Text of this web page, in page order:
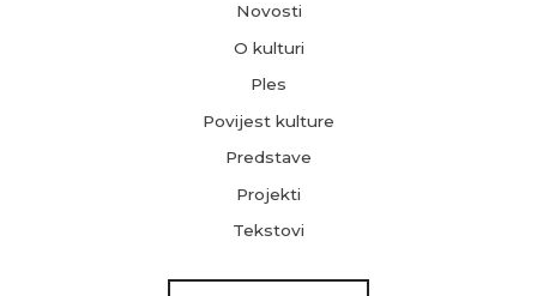
Novosti
O kulturi
Ples
Povijest kulture
Predstave
Projekti
Tekstovi